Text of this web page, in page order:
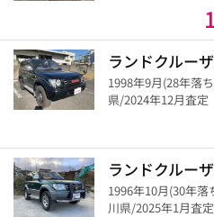
ランドクルー
1998年9月(28年落
県/2024年12月査定
ランドクルー
1996年10月(30年
川県/2025年1月査定